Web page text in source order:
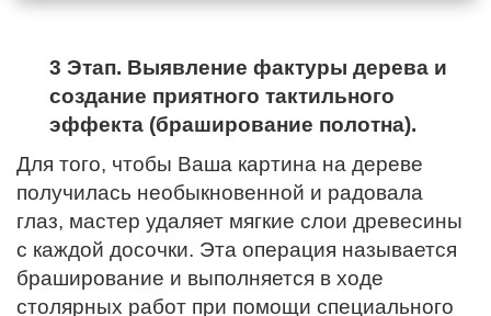
3 Этап. Выявление фактуры дерева и
создание приятного тактильного
эффекта (браширование полотна).
Для того, чтобы Ваша картина на дереве
получилась необыкновенной и радовала
глаз, мастер удаляет мягкие слои древесины
с каждой досочки. Эта операция называется
браширование и выполняется в ходе
столярных работ при помощи специального